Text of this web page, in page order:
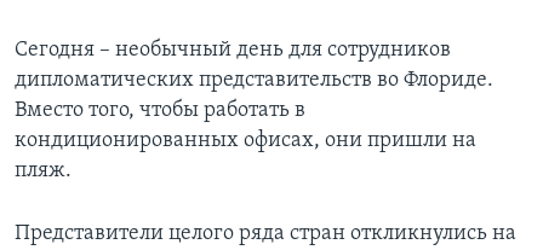
Сегодня – необычный день для сотрудников
дипломатических представительств во Флориде.
Вместо того, чтобы работать в
кондиционированных офисах, они пришли на
пляж.
Представители целого ряда стран откликнулись на